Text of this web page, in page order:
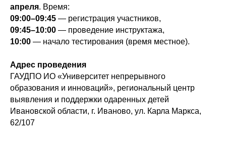
апреля. Время:
09:00–09:45 — регистрация участников,
09:45–10:00 — проведение инструктажа,
10:00 — начало тестирования (время местное).
Адрес проведения
ГАУДПО ИО «Университет непрерывного
образования и инноваций», региональный центр
выявления и поддержки одаренных детей
Ивановской области, г. Иваново, ул. Карла Маркса,
62/107